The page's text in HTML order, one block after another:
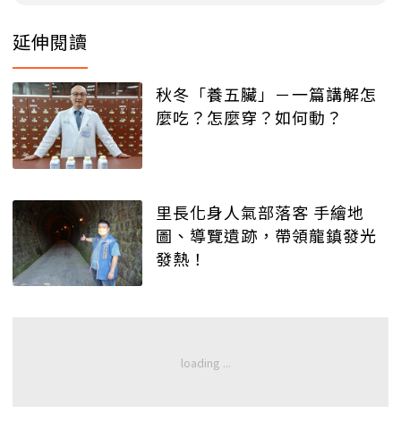
延伸閱讀
秋冬「養五臟」－一篇講解怎
麼吃？怎麼穿？如何動？
里長化身人氣部落客 手繪地
圖、導覽遺跡，帶領龍鎮發光
發熱！